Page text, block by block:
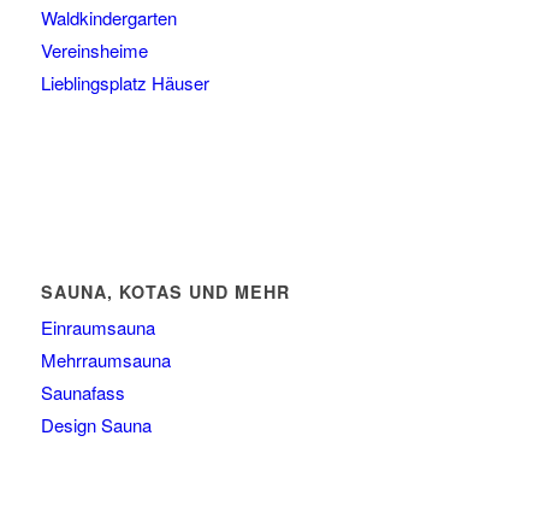
Waldkindergarten
Vereinsheime
Lieblingsplatz Häuser
SAUNA, KOTAS UND MEHR
Einraumsauna
Mehrraumsauna
Saunafass
Design Sauna